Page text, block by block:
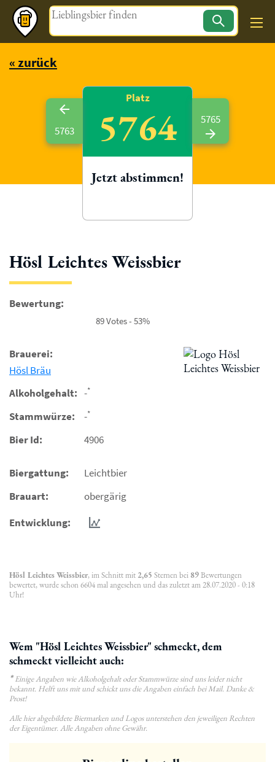
Magazin
« zurück
Hösl Leichtes Weissbier
Bewertung:
89 Votes - 53%
Brauerei:
Hösl Bräu
Alkoholgehalt: -*
Stammwürze: -*
Bier Id: 4906
Biergattung:
Leichtbier
Brauart:
obergärig
Entwicklung:
Hösl Leichtes Weissbier, im Schnitt mit 2,65 Sternen bei 89Bewertungen
bewertet, wurde schon 6604 mal angesehen und das zuletzt am 28.07.2020 - 0:18
Uhr!
Wem "Hösl Leichtes Weissbier" schmeckt, dem
schmeckt vielleicht auch:
*Einige Angaben wie Alkoholgehalt oder Stammwürze sind uns leider nicht
bekannt. Helft uns mit und schickt uns die Angaben einfach bei Mail. Danke &
Prost!
Alle hier abgebildete Biermarken und Logos unterstehen den jeweiligen Rechten
der Eigentümer. Alle Angaben ohne Gewähr.
5763
Platz
5764
Jetzt abstimmen!
5765